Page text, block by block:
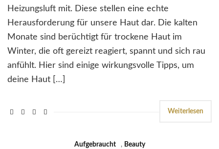
Heizungsluft mit. Diese stellen eine echte
Herausforderung für unsere Haut dar. Die kalten
Monate sind berüchtigt für trockene Haut im
Winter, die oft gereizt reagiert, spannt und sich rau
anfühlt. Hier sind einige wirkungsvolle Tipps, um
deine Haut […]
Weiterlesen
Aufgebraucht , Beauty